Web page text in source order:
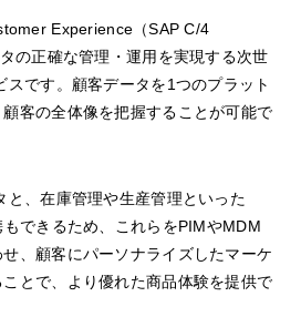
Experience（SAP C/4
の正確な管理・運用を実現する次世
スです。顧客データを1つのプラット
客の全体像を把握することが可能で
と、在庫管理や生産管理といった
できるため、これらをPIMやMDM
、顧客にパーソナライズしたマーケ
とで、より優れた商品体験を提供で